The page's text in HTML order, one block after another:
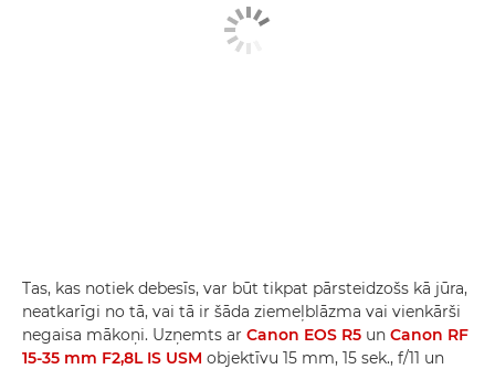
Tas, kas notiek debesīs, var būt tikpat pārsteidzošs kā jūra,
neatkarīgi no tā, vai tā ir šāda ziemeļblāzma vai vienkārši
negaisa mākoņi. Uzņemts ar Canon EOS R5 un Canon RF
15-35 mm F2,8L IS USM objektīvu 15 mm, 15 sek., f/11 un